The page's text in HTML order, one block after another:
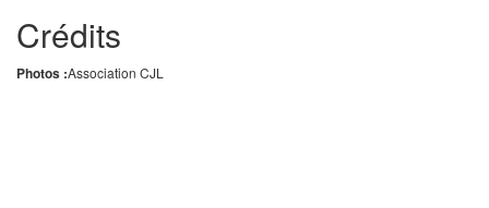
Crédits
Photos :Association CJL